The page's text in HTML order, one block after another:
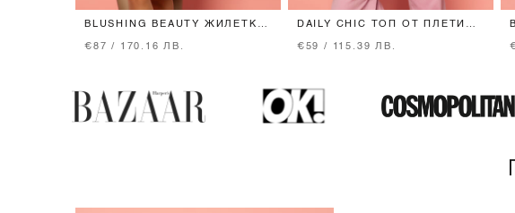
BLUSHING BEAUTY ЖИЛЕТКА
€87 / 170.16 ЛВ.
DAILY CHIC ТОП ОТ ПЛЕТИВО
€59 / 115.39 ЛВ.